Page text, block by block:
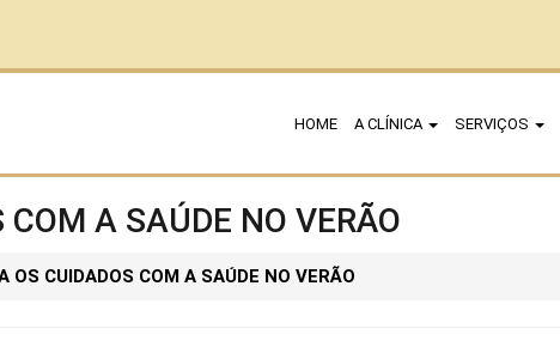
HOME A CLÍNICA SERVIÇOS
A SAÚDE NO VERÃO
OS CUIDADOS COM A SAÚDE NO VERÃO